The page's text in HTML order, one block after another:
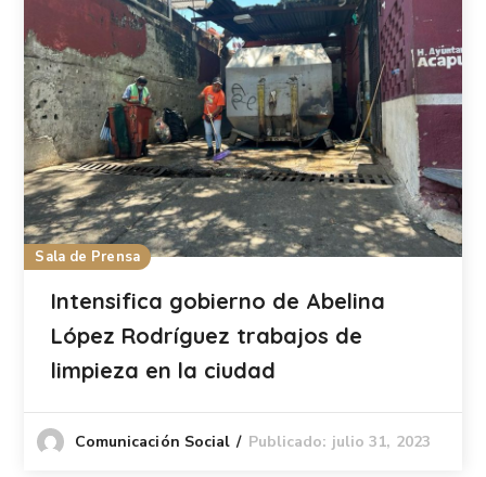
Sala de Prensa
Intensifica gobierno de Abelina
López Rodríguez trabajos de
limpieza en la ciudad
Comunicación Social Publicado: julio 31, 2023